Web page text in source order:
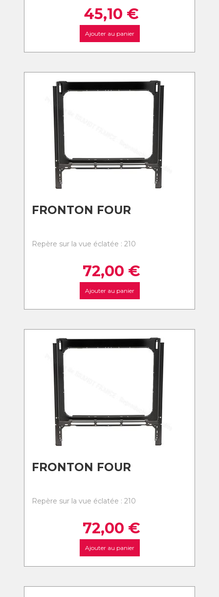
45,10 €
Ajouter au panier
FRONTON FOUR
Repère sur la vue éclatée : 210
72,00 €
Ajouter au panier
FRONTON FOUR
Repère sur la vue éclatée : 210
72,00 €
Ajouter au panier